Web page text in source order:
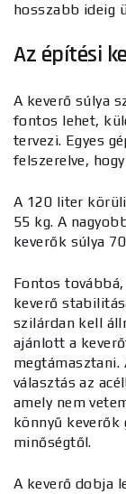
hosszabb ideig
Az építési
A keverő súlya
fontos lehet,
tervezi. Egyes
felszerelve,
A 120 liter
55 kg. A
keverők súlya
Fontos
keverő
szilárdan kell
ajánlott a
választás az
amely nem
könnyű keverők
minőségtől.
A keverő dobja